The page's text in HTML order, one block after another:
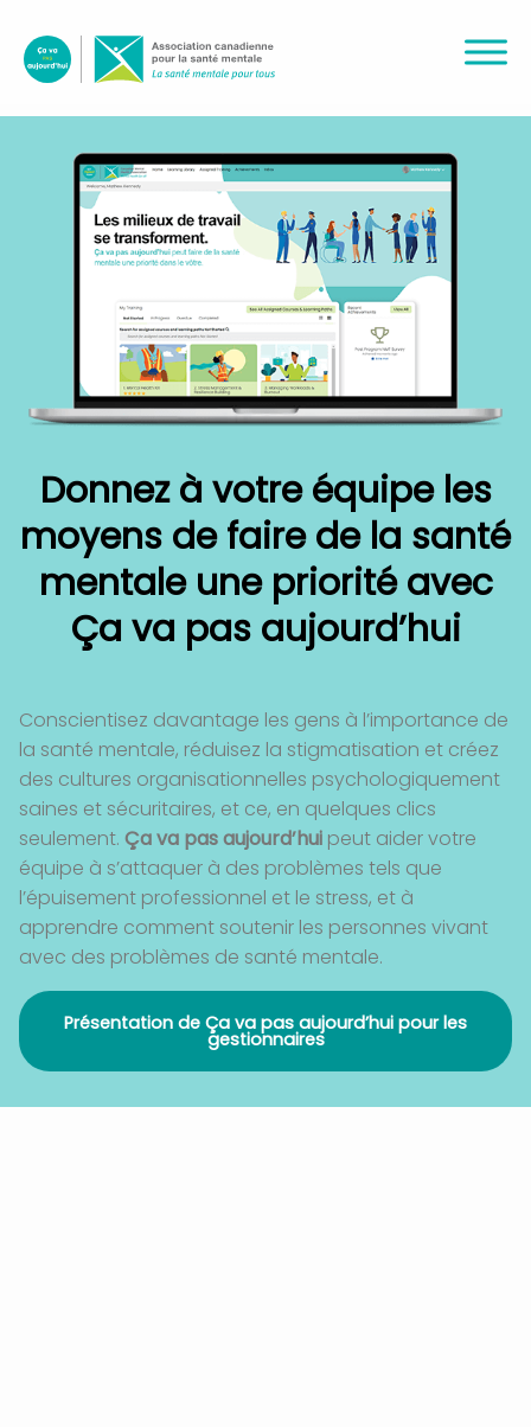
Donnez à votre équipe les
moyens de faire de la santé
mentale une priorité avec
Ça va pas aujourd’hui
Conscientisez davantage les gens à l’importance de
la santé mentale, réduisez la stigmatisation et créez
des cultures organisationnelles psychologiquement
saines et sécuritaires, et ce, en quelques clics
seulement. Ça va pas aujourd’hui peut aider votre
équipe à s’attaquer à des problèmes tels que
l’épuisement professionnel et le stress, et à
apprendre comment soutenir les personnes vivant
avec des problèmes de santé mentale.
Présentation de Ça va pas aujourd’hui pour les
gestionnaires